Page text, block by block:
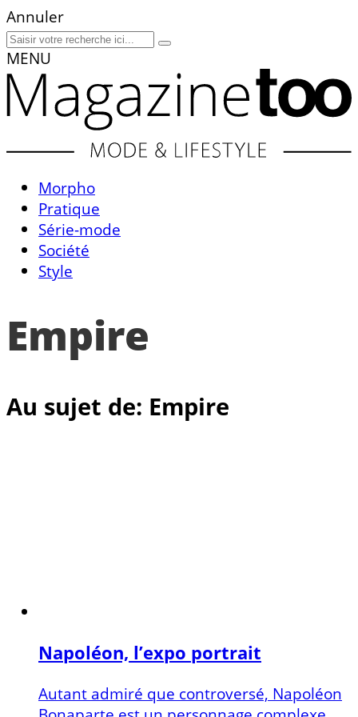
Annuler
MENU
Morpho
Pratique
Série-mode
Société
Style
Empire
Au sujet de: Empire
Napoléon, l’expo portrait
Autant admiré que controversé, Napoléon